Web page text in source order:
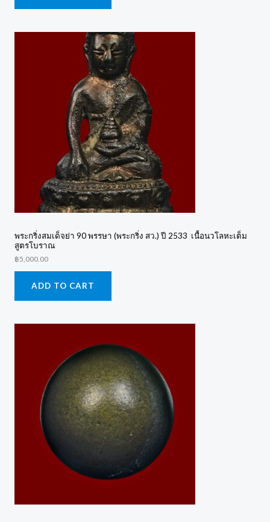
พระกริ่งสมเด็จย่า 90 พรรษา (พระกริ่ง สว.) ปี 2533 เนื้อนวโลหะเต็ม
สูตรโบราณ
฿5,000.00
ADD TO CART